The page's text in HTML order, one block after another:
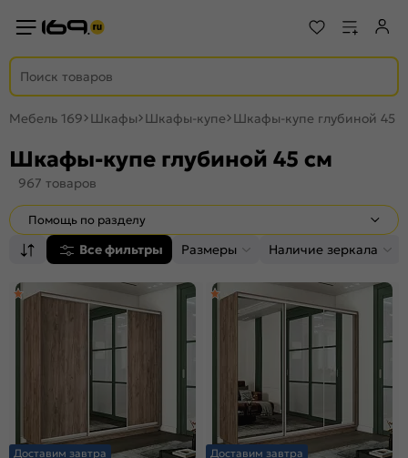
Мебель 169 Шкафы Шкафы-купе Шкафы-купе глубиной 45
Шкафы-купе глубиной 45 см
967 товаров
Помощь по разделу
Все фильтры Размеры Наличие зеркала
Доставим завтра
Доставим завтра